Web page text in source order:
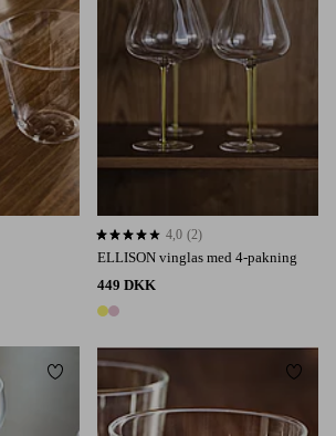
ELLISON vinglas med 4-pakning
449 DKK
2 farver
4,0 baseret på 2 bedømmelser
4,0 (2)
Tilføj til favoritter Tilføj